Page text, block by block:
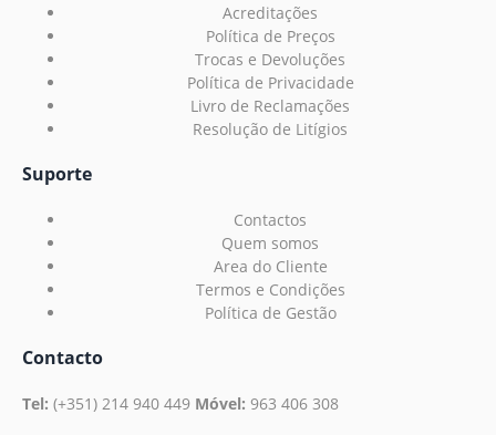
Acreditações
Política de Preços
Trocas e Devoluções
Política de Privacidade
Livro de Reclamações
Resolução de Litígios
Suporte
Contactos
Quem somos
Area do Cliente
Termos e Condições
Política de Gestão
Contacto
Tel: (+351) 214 940 449 Móvel: 963 406 308